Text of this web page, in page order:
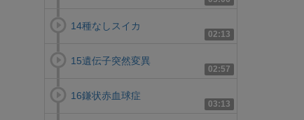
02:13
14種なしスイカ
02:57
15遺伝子突然変異
03:13
16鎌状赤血球症